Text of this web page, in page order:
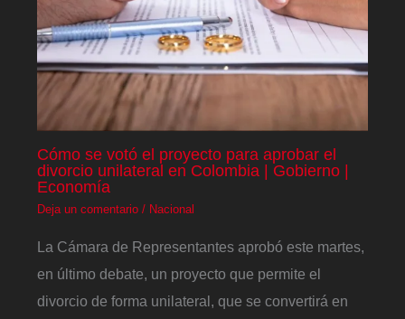
Cómo se votó el proyecto para aprobar el
divorcio unilateral en Colombia | Gobierno |
Economía
Deja un comentario / Nacional
La Cámara de Representantes aprobó este martes,
en último debate, un proyecto que permite el
divorcio de forma unilateral, que se convertirá en